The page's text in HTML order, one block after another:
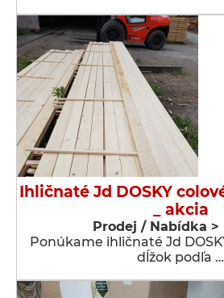
Ihličnaté Jd DOSKY
_ akcia
Prodej / Nabídka >
Ponúkame ihličnaté Jd
dĺžok podľa …